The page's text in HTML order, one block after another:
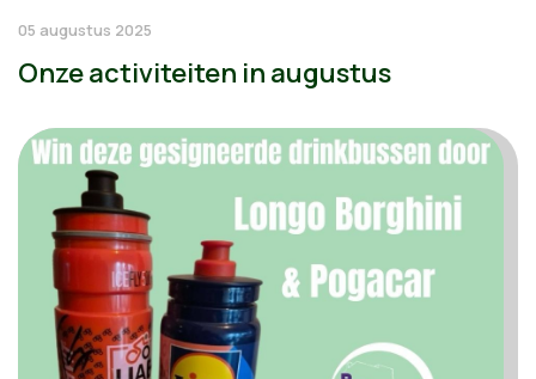
05 augustus 2025
Onze activiteiten in augustus